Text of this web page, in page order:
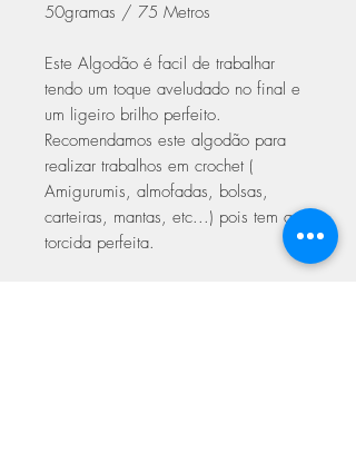
50gramas / 75 Metros
Este Algodão é facil de trabalhar
tendo um toque aveludado no final e
um ligeiro brilho perfeito.
Recomendamos este algodão para
realizar trabalhos em crochet (
Amigurumis, almofadas, bolsas,
carteiras, mantas, etc...) pois tem a
torcida perfeita.